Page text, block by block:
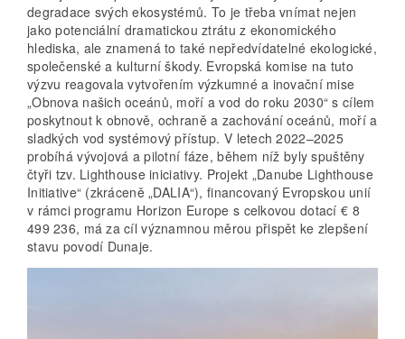
degradace svých ekosystémů. To je třeba vnímat nejen
jako potenciální dramatickou ztrátu z ekonomického
hlediska, ale znamená to také nepředvídatelné ekologické,
společenské a kulturní škody. Evropská komise na tuto
výzvu reagovala vytvořením výzkumné a inovační mise
„Obnova našich oceánů, moří a vod do roku 2030“ s cílem
poskytnout k obnově, ochraně a zachování oceánů, moří a
sladkých vod systémový přístup. V letech 2022–2025
probíhá vývojová a pilotní fáze, během níž byly spuštěny
čtyři tzv. Lighthouse iniciativy. Projekt „Danube Lighthouse
Initiative“ (zkráceně „DALIA“), financovaný Evropskou unií
v rámci programu Horizon Europe s celkovou dotací € 8
499 236, má za cíl významnou měrou přispět ke zlepšení
stavu povodí Dunaje.